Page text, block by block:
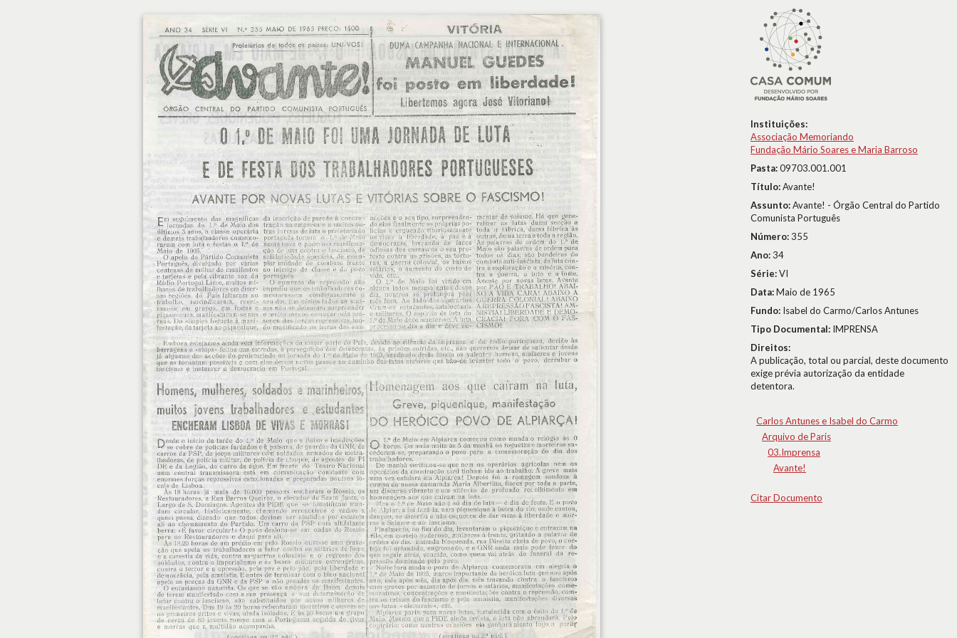
Instituições:
Associação Memoriando
Fundação Mário Soares e Maria Barroso
Pasta:09703.001.001
Título:Avante!
Assunto:Avante! - Órgão Central do Partido
Comunista Português
Número:355
Ano:34
Série:VI
Data:Maio de 1965
Fundo: Isabel do Carmo/Carlos Antunes
Tipo Documental: IMPRENSA
Direitos:
A publicação, total ou parcial, deste documento
exige prévia autorização da entidade
detentora.
Carlos Antunes e Isabel do Carmo
Arquivo de Paris
03.Imprensa
Avante!
Citar Documento